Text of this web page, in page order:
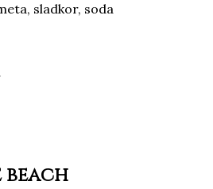
sladkor, soda
beach